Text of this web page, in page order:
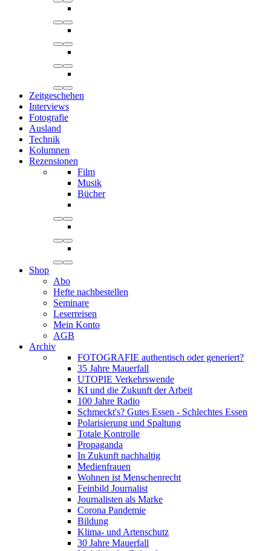
Zeitgeschehen
Interviews
Fotografie
Ausland
Technik
Kolumnen
Rezensionen
Film
Musik
Bücher
Shop
Abo
Hefte nachbestellen
Seminare
Leserreisen
Mein Konto
AGB
Archiv
FOTOGRAFIE authentisch oder generiert?
35 Jahre Mauerfall
UTOPIE Verkehrswende
KI und die Zukunft der Arbeit
100 Jahre Radio
Schmeckt's? Gutes Essen - Schlechtes Essen
Polarisierung und Spaltung
Totale Kontrolle
Propaganda
In Zukunft nachhaltig
Medienfrauen
Wohnen ist Menschenrecht
Feinbild Journalist
Journalisten als Marke
Corona Pandemie
Bildung
Klima- und Artenschutz
30 Jahre Mauerfall